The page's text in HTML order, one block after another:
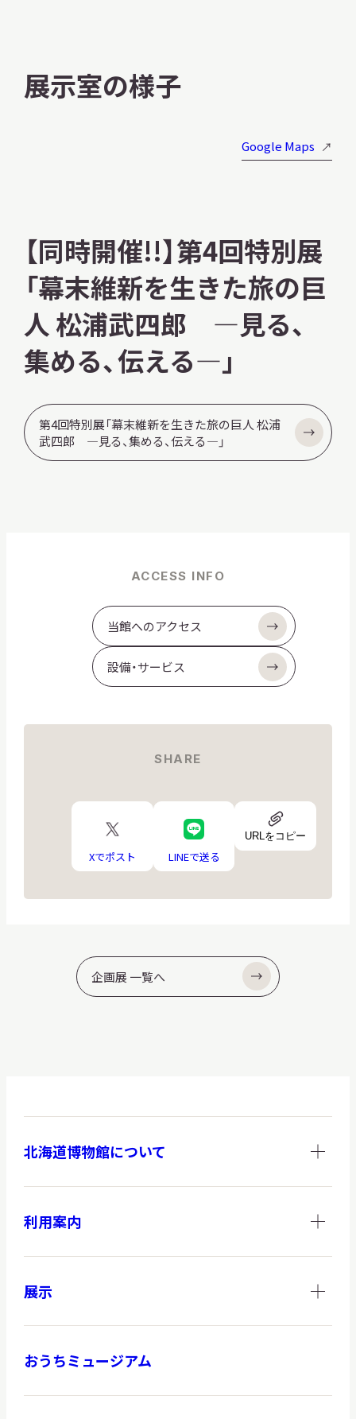
展示室の様子
Google Maps
【同時開催!!】第4回特別展
「幕末維新を生きた旅の巨
人 松浦武四郎 —見る、
集める、伝える—」
第4回特別展「幕末維新を生きた旅の巨人 松浦
武四郎 —見る、集める、伝える—」
ACCESS INFO
当館へのアクセス
設備・サービス
SHARE
X
ロ
ゴ
Xでポスト
LINE
ロ
ゴ
LINEで送る
URL
イ
URLをコピー
企画展 一覧へ
北海道博物館について
利用案内
展示
おうちミュージアム